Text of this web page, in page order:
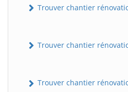
Trouver chantier
Trouver chantier
Trouver chantier